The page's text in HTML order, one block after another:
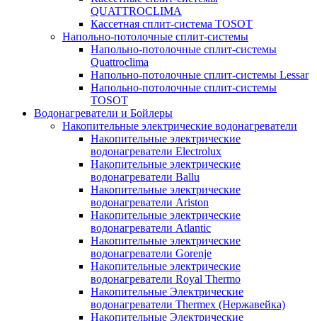
QUATTROCLIMA
Кассетная сплит-система TOSOT
Напольно-потолочные сплит-системы
Напольно-потолочные сплит-системы
Quattroclima
Напольно-потолочные сплит-системы Lessar
Напольно-потолочные сплит-системы
TOSOT
Водонагреватели и Бойлеры
Накопительные электрические водонагреватели
Накопительные электрические
водонагреватели Electrolux
Накопительные электрические
водонагреватели Ballu
Накопительные электрические
водонагреватели Ariston
Накопительные электрические
водонагреватели Atlantic
Накопительные электрические
водонагреватели Gorenje
Накопительные электрические
водонагреватели Royal Thermo
Накопительные Электрические
водонагреватели Thermex (Нержавейка)
Накопительные Электрические